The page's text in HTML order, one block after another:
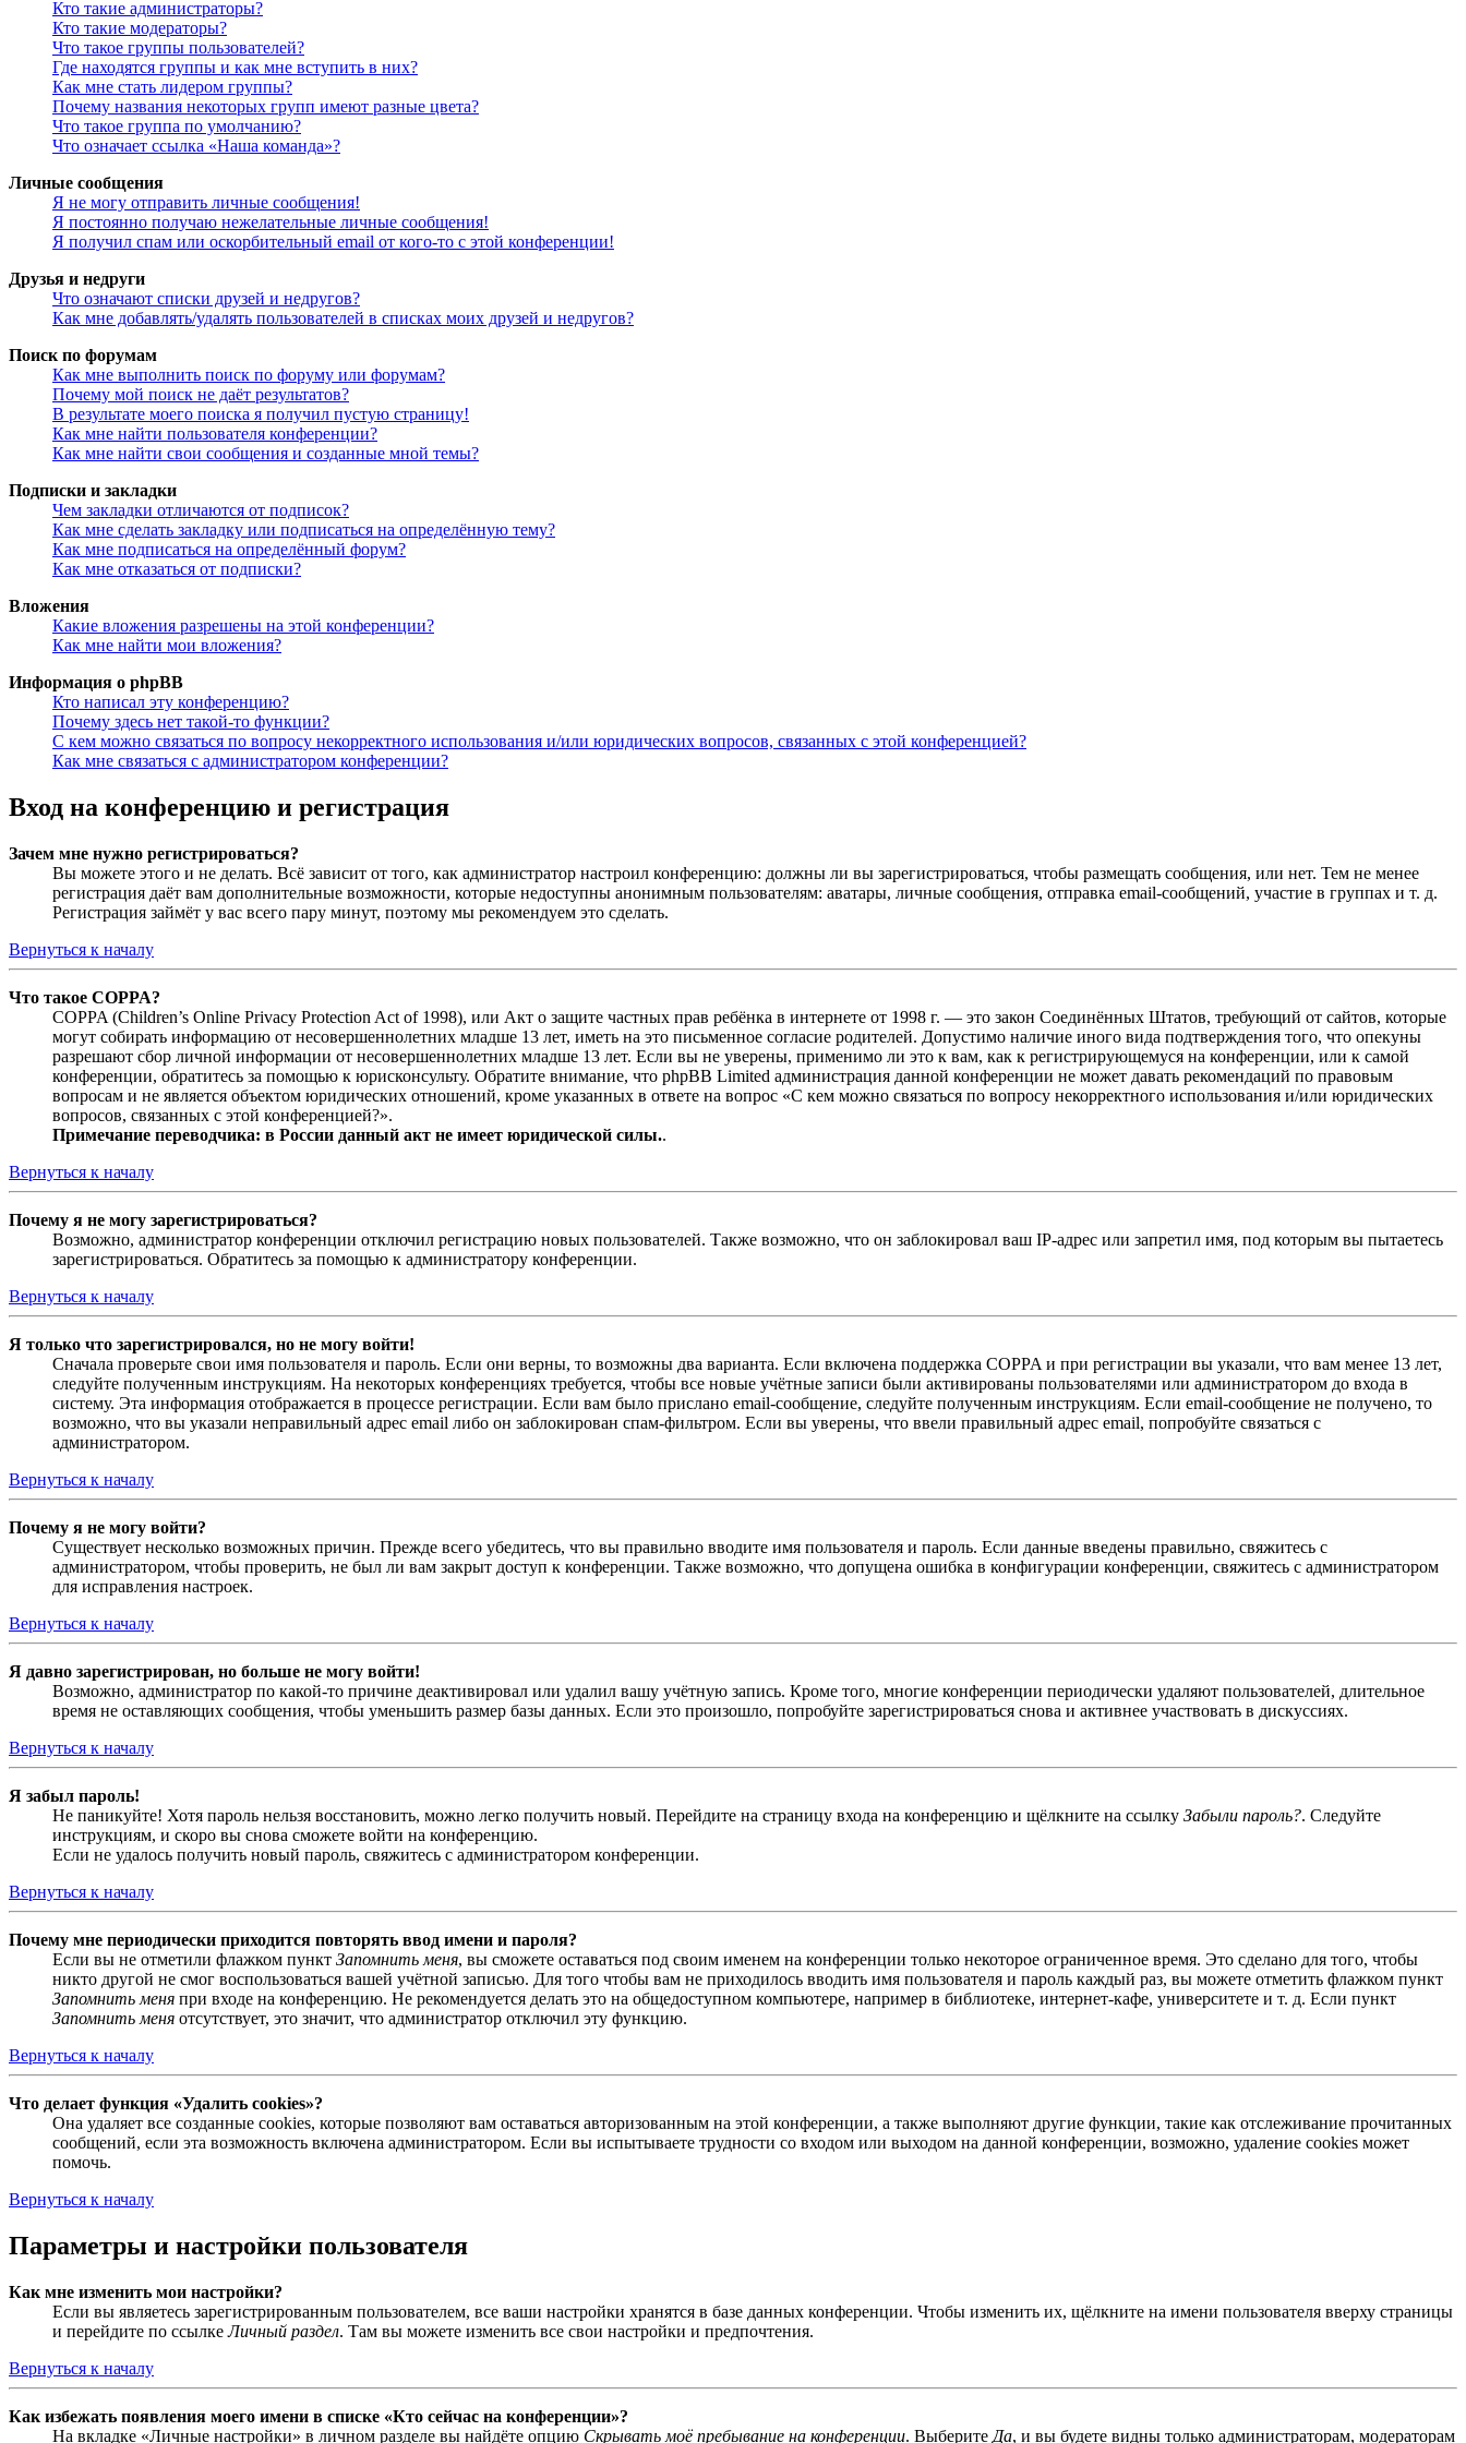
Кто такие администраторы?
Кто такие модераторы?
Что такое группы пользователей?
Где находятся группы и как мне вступить в них?
Как мне стать лидером группы?
Почему названия некоторых групп имеют разные цвета?
Что такое группа по умолчанию?
Что означает ссылка «Наша команда»?
Личные сообщения
Я не могу отправить личные сообщения!
Я постоянно получаю нежелательные личные сообщения!
Я получил спам или оскорбительный email от кого-то с этой конференции!
Друзья и недруги
Что означают списки друзей и недругов?
Как мне добавлять/удалять пользователей в списках моих друзей и недругов?
Поиск по форумам
Как мне выполнить поиск по форуму или форумам?
Почему мой поиск не даёт результатов?
В результате моего поиска я получил пустую страницу!
Как мне найти пользователя конференции?
Как мне найти свои сообщения и созданные мной темы?
Подписки и закладки
Чем закладки отличаются от подписок?
Как мне сделать закладку или подписаться на определённую тему?
Как мне подписаться на определённый форум?
Как мне отказаться от подписки?
Вложения
Какие вложения разрешены на этой конференции?
Как мне найти мои вложения?
Информация о phpBB
Кто написал эту конференцию?
Почему здесь нет такой-то функции?
С кем можно связаться по вопросу некорректного использования и/или юридических вопросов, связанных с этой конференцией?
Как мне связаться с администратором конференции?
Вход на конференцию и регистрация
Зачем мне нужно регистрироваться?
Вы можете этого и не делать. Всё зависит от того, как администратор настроил конференцию: должны ли вы зарегистрироваться, чтобы размещать сообщения, или нет. Тем не менее
регистрация даёт вам дополнительные возможности, которые недоступны анонимным пользователям: аватары, личные сообщения, отправка email-сообщений, участие в группах и т. д.
Регистрация займёт у вас всего пару минут, поэтому мы рекомендуем это сделать.
Вернуться к началу
Что такое COPPA?
COPPA (Children’s Online Privacy Protection Act of 1998), или Акт о защите частных прав ребёнка в интернете от 1998 г. — это закон Соединённых Штатов, требующий от сайтов, которые
могут собирать информацию от несовершеннолетних младше 13 лет, иметь на это письменное согласие родителей. Допустимо наличие иного вида подтверждения того, что опекуны
разрешают сбор личной информации от несовершеннолетних младше 13 лет. Если вы не уверены, применимо ли это к вам, как к регистрирующемуся на конференции, или к самой
конференции, обратитесь за помощью к юрисконсульту. Обратите внимание, что phpBB Limited администрация данной конференции не может давать рекомендаций по правовым
вопросам и не является объектом юридических отношений, кроме указанных в ответе на вопрос «С кем можно связаться по вопросу некорректного использования и/или юридических
вопросов, связанных с этой конференцией?».
Примечание переводчика: в России данный акт не имеет юридической силы..
Вернуться к началу
Почему я не могу зарегистрироваться?
Возможно, администратор конференции отключил регистрацию новых пользователей. Также возможно, что он заблокировал ваш IP-адрес или запретил имя, под которым вы пытаетесь
зарегистрироваться. Обратитесь за помощью к администратору конференции.
Вернуться к началу
Я только что зарегистрировался, но не могу войти!
Сначала проверьте свои имя пользователя и пароль. Если они верны, то возможны два варианта. Если включена поддержка COPPA и при регистрации вы указали, что вам менее 13 лет,
следуйте полученным инструкциям. На некоторых конференциях требуется, чтобы все новые учётные записи были активированы пользователями или администратором до входа в
систему. Эта информация отображается в процессе регистрации. Если вам было прислано email-сообщение, следуйте полученным инструкциям. Если email-сообщение не получено, то
возможно, что вы указали неправильный адрес email либо он заблокирован спам-фильтром. Если вы уверены, что ввели правильный адрес email, попробуйте связаться с
администратором.
Вернуться к началу
Почему я не могу войти?
Существует несколько возможных причин. Прежде всего убедитесь, что вы правильно вводите имя пользователя и пароль. Если данные введены правильно, свяжитесь с
администратором, чтобы проверить, не был ли вам закрыт доступ к конференции. Также возможно, что допущена ошибка в конфигурации конференции, свяжитесь с администратором
для исправления настроек.
Вернуться к началу
Я давно зарегистрирован, но больше не могу войти!
Возможно, администратор по какой-то причине деактивировал или удалил вашу учётную запись. Кроме того, многие конференции периодически удаляют пользователей, длительное
время не оставляющих сообщения, чтобы уменьшить размер базы данных. Если это произошло, попробуйте зарегистрироваться снова и активнее участвовать в дискуссиях.
Вернуться к началу
Я забыл пароль!
Не паникуйте! Хотя пароль нельзя восстановить, можно легко получить новый. Перейдите на страницу входа на конференцию и щёлкните на ссылку Забыли пароль?. Следуйте
инструкциям, и скоро вы снова сможете войти на конференцию.
Если не удалось получить новый пароль, свяжитесь с администратором конференции.
Вернуться к началу
Почему мне периодически приходится повторять ввод имени и пароля?
Если вы не отметили флажком пункт Запомнить меня, вы сможете оставаться под своим именем на конференции только некоторое ограниченное время. Это сделано для того, чтобы
никто другой не смог воспользоваться вашей учётной записью. Для того чтобы вам не приходилось вводить имя пользователя и пароль каждый раз, вы можете отметить флажком пункт
Запомнить меня при входе на конференцию. Не рекомендуется делать это на общедоступном компьютере, например в библиотеке, интернет-кафе, университете и т. д. Если пункт
Запомнить меня отсутствует, это значит, что администратор отключил эту функцию.
Вернуться к началу
Что делает функция «Удалить cookies»?
Она удаляет все созданные cookies, которые позволяют вам оставаться авторизованным на этой конференции, а также выполняют другие функции, такие как отслеживание прочитанных
сообщений, если эта возможность включена администратором. Если вы испытываете трудности со входом или выходом на данной конференции, возможно, удаление cookies может
помочь.
Вернуться к началу
Параметры и настройки пользователя
Как мне изменить мои настройки?
Если вы являетесь зарегистрированным пользователем, все ваши настройки хранятся в базе данных конференции. Чтобы изменить их, щёлкните на имени пользователя вверху страницы
и перейдите по ссылкеЛичный раздел. Там вы можете изменить все свои настройки и предпочтения.
Вернуться к началу
Как избежать появления моего имени в списке «Кто сейчас на конференции»?
На вкладке «Личные настройки» в личном разделе вы найдёте опцию Скрывать моё пребывание на конференции. Выберите Да, и вы будете видны только администраторам, модераторам